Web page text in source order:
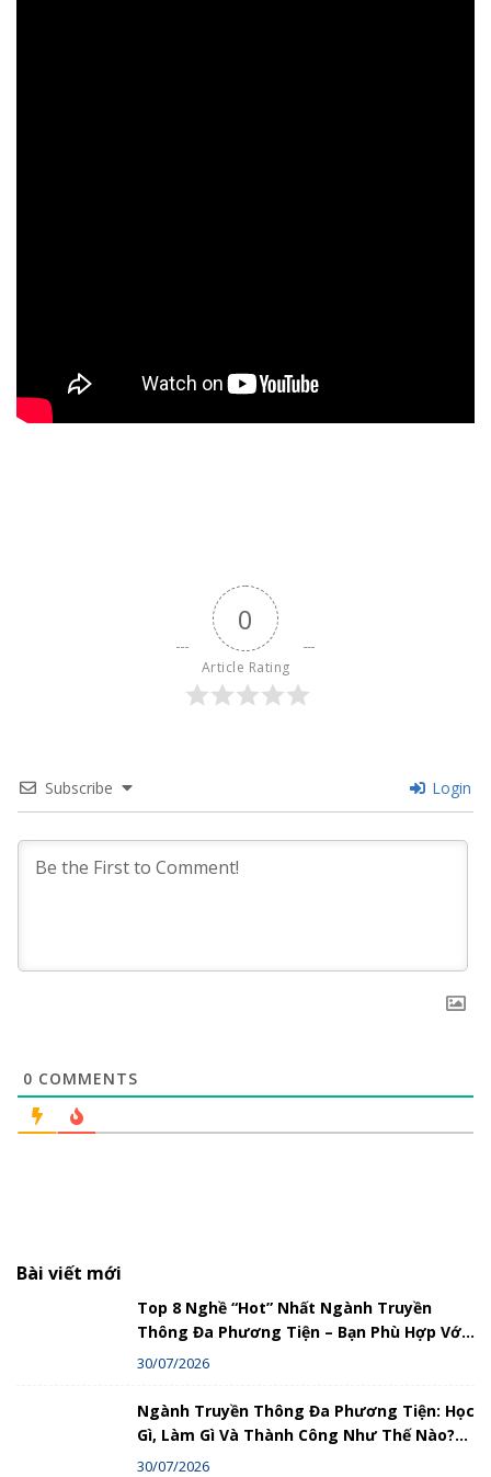
0
Article Rating
Subscribe Login
0 COMMENTS
Bài viết mới
Top 8 Nghề “Hot” Nhất Ngành Truyền
Thông Đa Phương Tiện – Bạn Phù Hợp Với
Nghề Nào?
30/07/2026
Ngành Truyền Thông Đa Phương Tiện: Học
Gì, Làm Gì Và Thành Công Như Thế Nào?
Hướng Dẫn Chi Tiết
30/07/2026